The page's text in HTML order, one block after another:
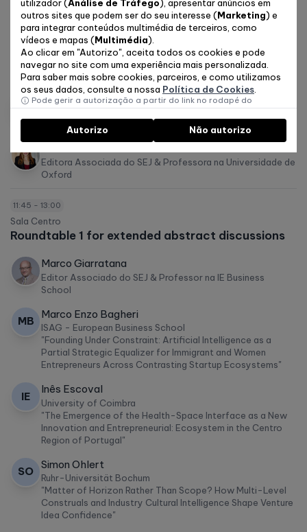
utilizador (Análise de Tráfego), apresentar anúncios em
outros sites que podem ser do seu interesse (Marketing) e
para integrar conteúdos multimédia de terceiros, como
vídeos e mapas (Multimédia).
Ao clicar em "Autorizo", aceita todos os cookies e pode
navegar no site com uma experiência mais personalizada.
Para saber mais sobre cookies, parceiros, e como utilizamos
os seus dados, consulte a nossa Política de Cookies
Pode gerir a autorização a partir do link no rodapé do
website.
Autorizo Não autorizo
10:30 - 11:45
Sala Centro
How to Publish in the Strategic Entrepreneurship
Journal
Marco Giarratana
Editor Associado do SEJ & Professor na IE Business
School
Editora Associada do SEJ & Professora na Universidade de
Oxford
11:45 - 13:00
Sala Centro
Roundtable 1 for extended abstract discussions
Marco Giarratana
Editor Associado do SEJ & Professor na IE Business
School
MB
Marco Enzo Bagheri
ISAG - European Business School
"Founding Under Constraint: Artificial Intelligence as a
Partial Strategic Equalizer for Immigrant and Women
Entrepreneurs Across Contrasting Startup Ecosystems"
IE
Inês Escoval
University of Coimbra
"The Emergence of the Health-Space Interface as a New
Innovation and Entrepreneurial: Ecosystem in the Centro
Region of Portugal"
SO
Simon Ohlert
Ruhr-Universität Bochum
"Matter of Horizon Rather Than Scope? How Multi-Level
Construals and Industry Cultural Intelligence Shape Venture
Idea Confidence"